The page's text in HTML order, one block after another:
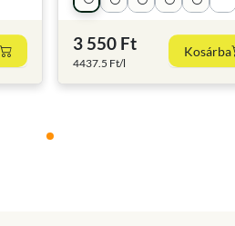
3 550 Ft
4437.5 Ft/l
Kosárba